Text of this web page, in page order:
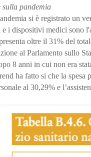
sulla pandemia
si è registrato un
e i dispositivi medici sono
oltre il 31% del
al Parlamento sullo
8 anni in cui non era
ha fatto si che la spesa
al 30,29% e